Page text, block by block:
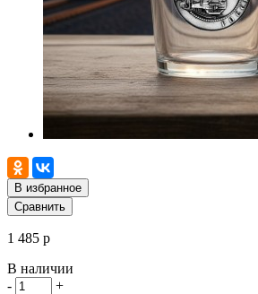
В избранное
Сравнить
1 485 р
В наличии
-
+